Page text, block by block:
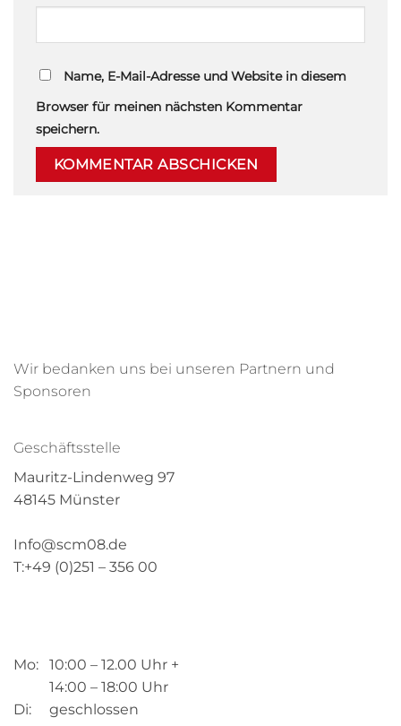
Name, E-Mail-Adresse und Website in diesem
Browser für meinen nächsten Kommentar
speichern.
Wir bedanken uns bei unseren Partnern und
Sponsoren
Geschäftsstelle
Mauritz-Lindenweg 97
48145 Münster
Info@scm08.de
T:+49 (0)251 – 356 00
Mo: 10:00 – 12.00 Uhr +
14:00 – 18:00 Uhr
Di: geschlossen